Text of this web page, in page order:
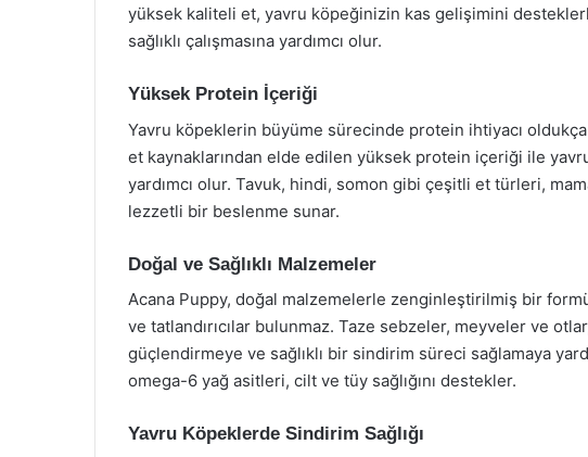
yüksek kaliteli et, yavru köpeğinizin kas gelişimini
sağlıklı çalışmasına yardımcı olur.
Yüksek Protein İçeriği
Yavru köpeklerin büyüme sürecinde protein ihtiyacı
et kaynaklarından elde edilen yüksek protein içeriği ile
yardımcı olur. Tavuk, hindi, somon gibi çeşitli et türleri,
lezzetli bir beslenme sunar.
Doğal ve Sağlıklı Malzemeler
Acana Puppy, doğal malzemelerle zenginleştirilmiş bir
ve tatlandırıcılar bulunmaz. Taze sebzeler, meyveler ve
güçlendirmeye ve sağlıklı bir sindirim süreci sağlamaya
omega-6 yağ asitleri, cilt ve tüy sağlığını destekler.
Yavru Köpeklerde Sindirim Sağlığı